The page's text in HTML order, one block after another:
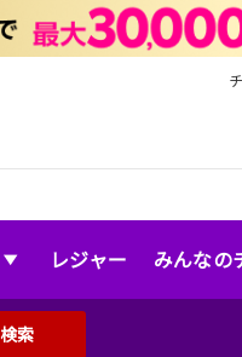
レジャー みんなの
検索